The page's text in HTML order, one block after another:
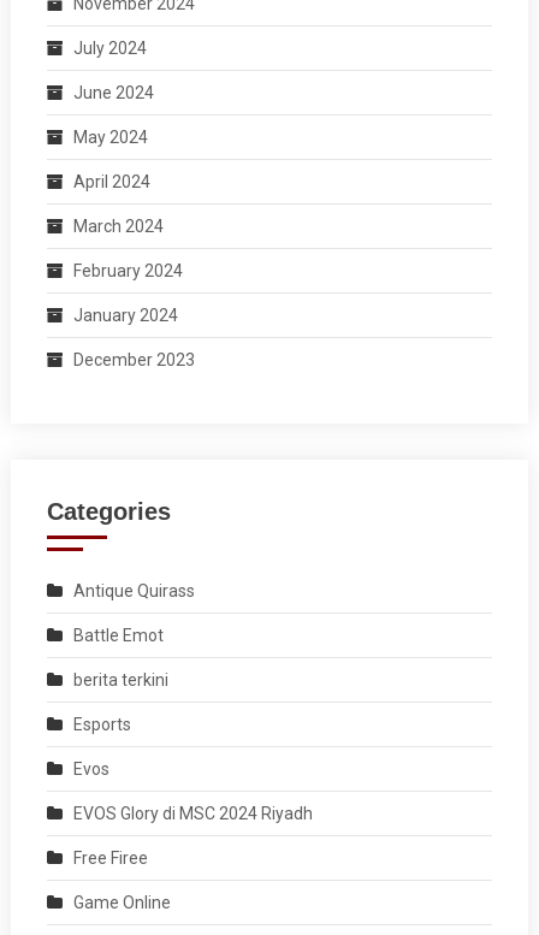
July 2024
June 2024
May 2024
April 2024
March 2024
February 2024
January 2024
December 2023
Categories
Antique Quirass
Battle Emot
berita terkini
Esports
Evos
EVOS Glory di MSC 2024 Riyadh
Free Firee
Game Online